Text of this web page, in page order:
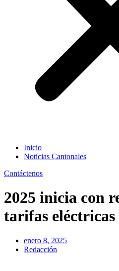
Inicio
Noticias Cantonales
Contáctenos
2025 inicia con
tarifas eléctricas
enero 8, 2025
Redacción